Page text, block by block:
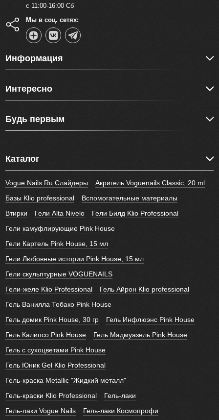
с 11:00-16:00 Сб
Мы в соц. сетях:
Информация
Интересно
Будь первым
Каталог
Vogue Nails Ru Слайдеры
Акригель Voguenails Classic, 20 ml
Базы Klio professional
Вспомогательные материалы
Втирки
Гели Alta Nivelo
Гели Билд Klio Professional
Гели камуфлирующие Pink House
Гели Картель Pink House, 15 мл
Гели Любовные истории Pink House, 15 мл
Гели скульптурные VOGUENAILS
Гели-желе Klio Professional
Гель Айрон Klio professional
Гель Ванилла Тобако Pink House
Гель домик Pink House, 30 гр
Гель Инфлюэнс Pink House
Гель Калипсо Pink House
Гель Мадмуазель Pink House
Гель с сухоцветами Pink House
Гель Юник Gel Klio Professional
Гель-краска Metallic "Жидкий металл"
Гель-краски Klio Professional
Гель-лаки
Гель-лаки Vogue Nails
Гель-лаки Космопрофи